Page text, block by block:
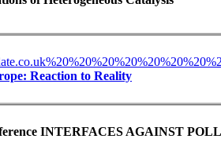
Reaction to Reality
INTERFACES AGAINST